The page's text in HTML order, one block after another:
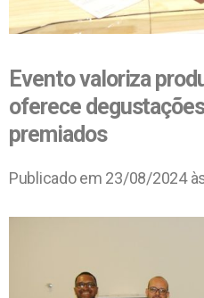
Evento valoriza
oferece
premiados
Publicado em 23/08/2024